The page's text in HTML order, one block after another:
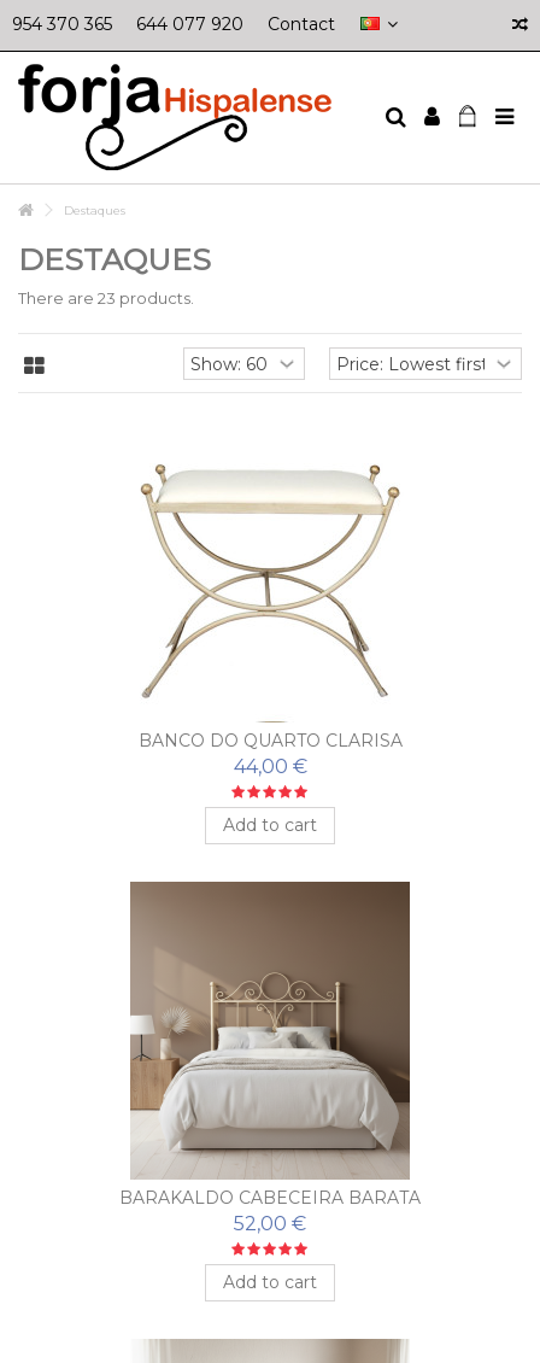
954 370 365 644 077 920 Contact
Destaques
DESTAQUES
There are 23 products.
BANCO DO QUARTO CLARISA
44,00 €
Add to cart
BARAKALDO CABECEIRA BARATA
52,00 €
Add to cart